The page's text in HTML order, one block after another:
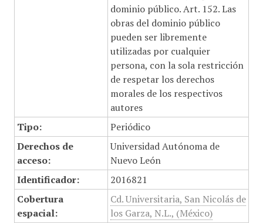
dominio público. Art. 152. Las
obras del dominio público
pueden ser libremente
utilizadas por cualquier
persona, con la sola restricción
de respetar los derechos
morales de los respectivos
autores
Tipo:
Periódico
Derechos de
acceso:
Universidad Autónoma de
Nuevo León
Identificador:
2016821
Cobertura
espacial:
Cd. Universitaria, San Nicolás de
los Garza, N.L., (México)